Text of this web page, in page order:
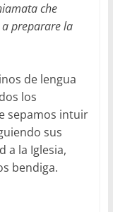
che
preparare la
de lengua
los
sepamos intuir
sus
a la Iglesia,
bendiga.